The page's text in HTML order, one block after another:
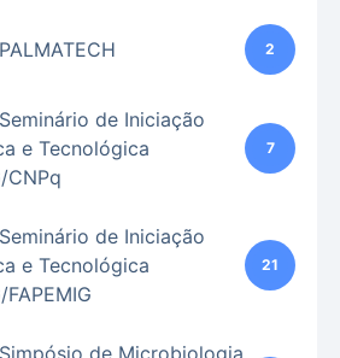
2
de Iniciação
e Tecnológica
CNPq
7
de Iniciação
e Tecnológica
FAPEMIG
21